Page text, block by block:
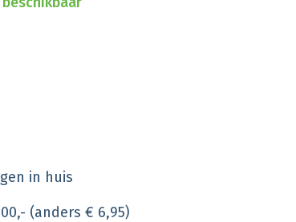
in huis
(anders € 6,95)